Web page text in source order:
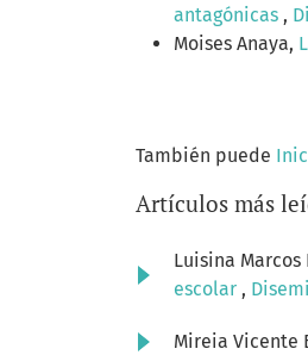
antagónicas ,
Moises Anaya,
También puede
Artículos más
Luisina
escolar ,
Mireia Vicente